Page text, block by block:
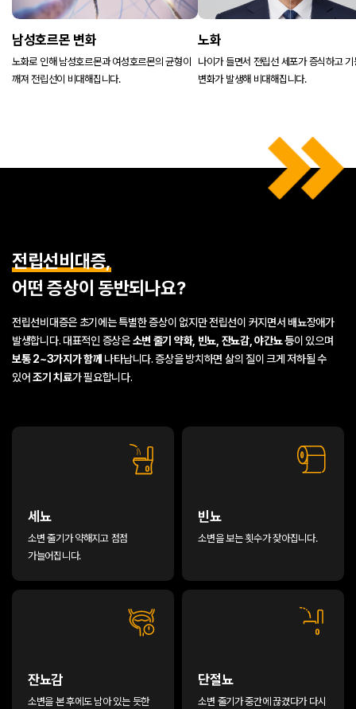
남성호르몬 변화
노화로 인해 남성호르몬과 여성호르몬의 균형이
깨져 전립선이 비대해집니다.
노화
나이가 들면서 전립선 세포가 증식하고기
변화가 발생해 비대해집니다.
전립선비대증,
어떤 증상이 동반되나요?
전립선비대증은 초기에는 특별한 증상이 없지만 전립선이 커지면서 배뇨장애가
발생합니다.대표적인 증상은소변 줄기 약화, 빈뇨, 잔뇨감, 야간뇨 등이 있으며
보통 2~3가지가 함께 나타납니다.증상을 방치하면 삶의 질이 크게 저하될 수
있어조기 치료가 필요합니다.
세뇨
소변 줄기가 약해지고 점점
가늘어집니다.
빈뇨
소변을 보는 횟수가 잦아집니다.
잔뇨감
소변을 본 후에도 남아 있는 듯한
단절뇨
소변 줄기가 중간에 끊겼다가 다시